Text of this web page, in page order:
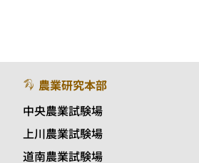
農業研究本部
中央農業試験場
上川農業試験場
道南農業試験場